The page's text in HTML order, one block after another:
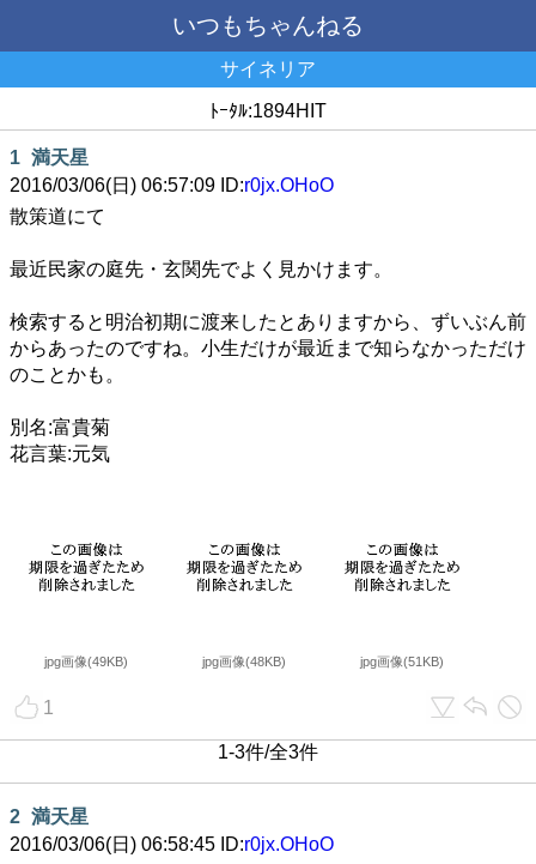
いつもちゃんねる
サイネリア
ﾄｰﾀﾙ:1894HIT
1 満天星
2016/03/06(日) 06:57:09 ID:r0jx.OHoO
散策道にて
最近民家の庭先・玄関先でよく見かけます。
検索すると明治初期に渡来したとありますから、ずいぶん前
からあったのですね。小生だけが最近まで知らなかっただけ
のことかも。
別名:富貴菊
花言葉:元気
jpg画像(49KB) jpg画像(48KB) jpg画像(51KB)
1
1-3件/全3件
2 満天星
2016/03/06(日) 06:58:45 ID:r0jx.OHoO